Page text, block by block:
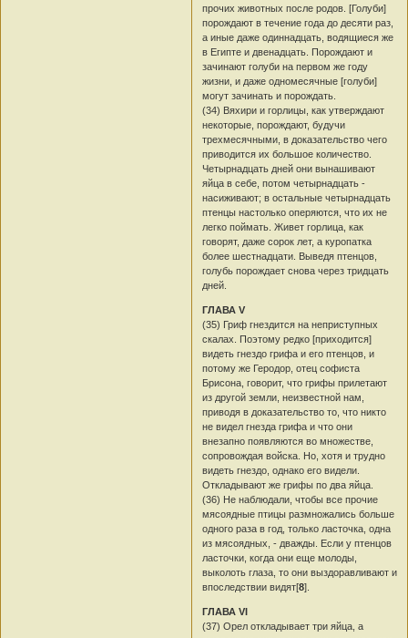
прочих животных после родов. [Голуби]
порождают в течение года до десяти раз,
а иные даже одиннадцать, водящиеся же
в Египте и двенадцать. Порождают и
зачинают голуби на первом же году
жизни, и даже одномесячные [голуби]
могут зачинать и порождать.
(34) Вяхири и горлицы, как утверждают
некоторые, порождают, будучи
трехмесячными, в доказательство чего
приводится их большое количество.
Четырнадцать дней они вынашивают
яйца в себе, потом четырнадцать -
насиживают; в остальные четырнадцать
птенцы настолько оперяются, что их не
легко поймать. Живет горлица, как
говорят, даже сорок лет, а куропатка
более шестнадцати. Выведя птенцов,
голубь порождает снова через тридцать
дней.
ГЛАВА V
(35) Гриф гнездится на неприступных
скалах. Поэтому редко [приходится]
видеть гнездо грифа и его птенцов, и
потому же Геродор, отец софиста
Брисона, говорит, что грифы прилетают
из другой земли, неизвестной нам,
приводя в доказательство то, что никто
не видел гнезда грифа и что они
внезапно появляются во множестве,
сопровождая войска. Но, хотя и трудно
видеть гнездо, однако его видели.
Откладывают же грифы по два яйца.
(36) Не наблюдали, чтобы все прочие
мясоядные птицы размножались больше
одного раза в год, только ласточка, одна
из мясоядных, - дважды. Если у птенцов
ласточки, когда они еще молоды,
выколоть глаза, то они выздоравливают и
впоследствии видят[8].
ГЛАВА VI
(37) Орел откладывает три яйца, а